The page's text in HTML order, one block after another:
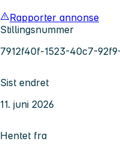
Rapporter annonse
Stillingsnummer
7912f40f-1523-40c7-
Sist endret
11. juni 2026
Hentet fra